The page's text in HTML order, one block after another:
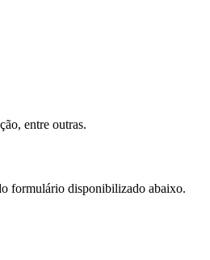
entre outras.
formulário disponibilizado abaixo.